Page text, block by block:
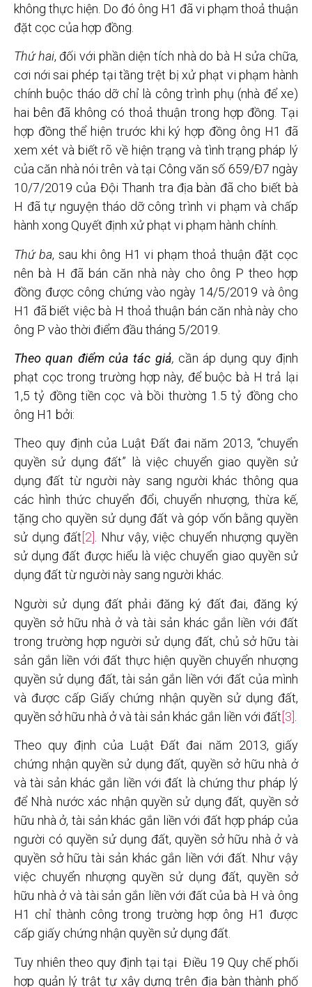
không thực hiện. Do đó ông H1 đã vi phạm thoả thuận
đặt cọc của hợp đồng.
Thứ hai, đối với phần diện tích nhà do bà H sửa chữa,
cơi nới sai phép tại tầng trệt bị xử phạt vi phạm hành
chính buộc tháo dỡ chỉ là công trình phụ (nhà để xe)
hai bên đã không có thoả thuận trong hợp đồng. Tại
hợp đồng thể hiện trước khi ký hợp đồng ông H1 đã
xem xét và biết rõ về hiện trạng và tình trạng pháp lý
của căn nhà nói trên và tại Công văn số 659/Đ7 ngày
10/7/2019 của Đội Thanh tra địa bàn đã cho biết bà
H đã tự nguyện tháo dỡ công trình vi phạm và chấp
hành xong Quyết định xử phạt vi phạm hành chính.
Thứ ba, sau khi ông H1 vi phạm thoả thuận đặt cọc
nên bà H đã bán căn nhà này cho ông P theo hợp
đồng được công chứng vào ngày 14/5/2019 và ông
H1 đã biết việc bà H thoả thuận bán căn nhà này cho
ông P vào thời điểm đầu tháng 5/2019.
Theo quan điểm của tác giả, cần áp dụng quy định
phạt cọc trong trường hợp này, để buộc bà H trả lại
1,5 tỷ đồng tiền cọc và bồi thường 1.5 tỷ đồng cho
ông H1 bởi:
Theo quy định của Luật Đất đai năm 2013, “chuyển
quyền sử dụng đất” là việc chuyển giao quyền sử
dụng đất từ người này sang người khác thông qua
các hình thức chuyển đổi, chuyển nhượng, thừa kế,
tặng cho quyền sử dụng đất và góp vốn bằng quyền
sử dụng đất [2] . Như vậy, việc chuyển nhượng quyền
sử dụng đất được hiểu là việc chuyển giao quyền sử
dụng đất từ người này sang người khác.
Người sử dụng đất phải đăng ký đất đai, đăng ký
quyền sở hữu nhà ở và tài sản khác gắn liền với đất
trong trường hợp người sử dụng đất, chủ sở hữu tài
sản gắn liền với đất thực hiện quyền chuyển nhượng
quyền sử dụng đất, tài sản gắn liền với đất của mình
và được cấp Giấy chứng nhận quyền sử dụng đất,
quyền sở hữu nhà ở và tài sản khác gắn liền với đất[3]
Theo quy định của Luật Đất đai năm 2013, giấy
chứng nhận quyền sử dụng đất, quyền sở hữu nhà ở
và tài sản khác gắn liền với đất là chứng thư pháp lý
để Nhà nước xác nhận quyền sử dụng đất, quyền sở
hữu nhà ở, tài sản khác gắn liền với đất hợp pháp của
người có quyền sử dụng đất, quyền sở hữu nhà ở và
quyền sở hữu tài sản khác gắn liền với đất. Như vậy
việc chuyển nhượng quyền sử dụng đất, quyền sở
hữu nhà ở và tài sản gắn liền với đất của bà H và ông
H1 chỉ thành công trong trường hợp ông H1 được
cấp giấy chứng nhận quyền sử dụng đất.
Tuy nhiên theo quy định tại tại Điều 19 Quy chế phối
hợp quản lý trật tự xây dựng trên địa bàn thành phố